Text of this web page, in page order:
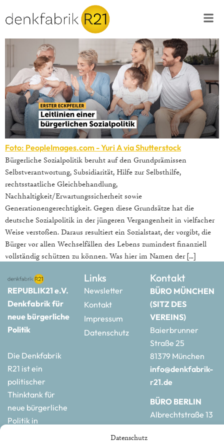
Datenschutz
Foto: PeopleImages.com - Yuri A via Shutterstock
Bürgerliche Sozialpolitik beruht auf den Grundprämissen
Selbstverantwortung, Subsidiarität, Hilfe zur Selbsthilfe,
rechtsstaatliche Gleichbehandlung,
Nachhaltigkeit/Erwartungssicherheit sowie
Generationengerechtigkeit. Gegen diese Grundsätze hat die
deutsche Sozialpolitik in der jüngeren Vergangenheit in vielfacher
Weise verstoßen. Daraus resultiert ein Sozialstaat, der vorgibt, die
Bürger vor allen Wechselfällen des Lebens zumindest finanziell
vollständig schützen zu können. Was hier im Namen der […]
REPUBLIK21 e.V.
Denkfabrik für
neue bürgerliche
Politik
Die Denkfabrik
R21 ist ein
politischer
Thinktank für
neue bürgerliche
Politik in
Links
Newsletter
Kontakt
Impressum
Datenschutz
Kontakt
BÜRO MÜNCHEN
(SITZ DES
VEREINS)
Baierbrunner
Straße 25
81379 München
info@denkfabrik-
r21.de
BÜRO BERLIN
Albrechtstraße 13
10117 Berlin